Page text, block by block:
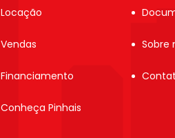
Locação
Vendas
Financiamento
Conheça Pinhais
Sobre